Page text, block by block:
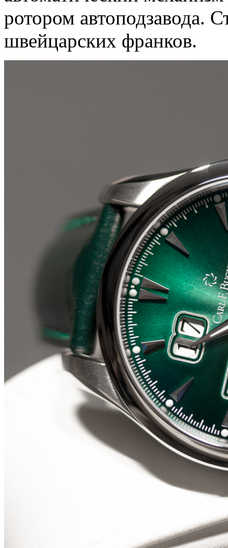
ротором автоподзавода.
швейцарских франков.